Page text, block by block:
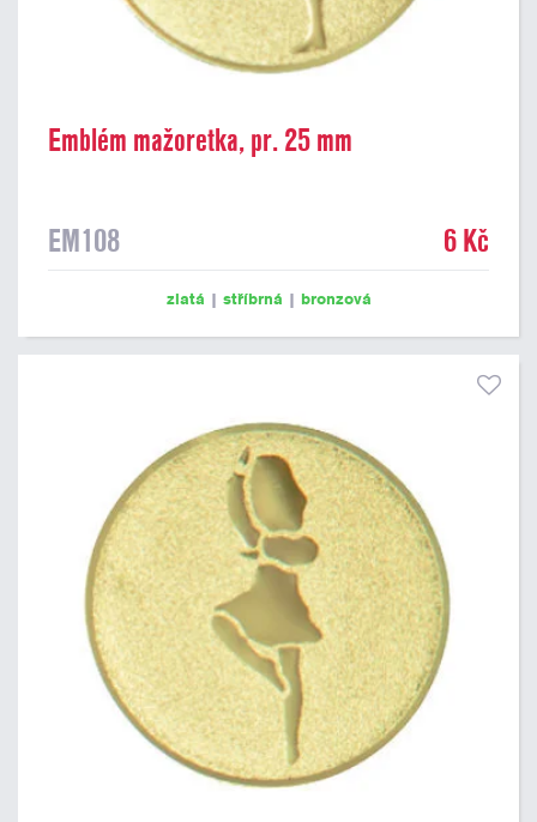
Emblém mažoretka, pr. 25 mm
EM108 6 Kč
zlatá | stříbrná | bronzová